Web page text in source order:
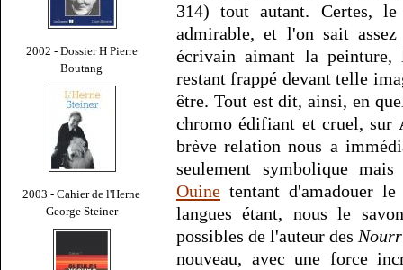
2002 - Dossier H Pierre
Boutang
2003 - Cahier de l'Herne
George Steiner
314) tout autant. Certes,
admirable, et l'on sait
écrivain aimant la peinture,
restant frappé devant telle
être. Tout est dit, ainsi, en
chromo édifiant et cruel, sur
brève relation nous a
seulement symbolique
Ouine tentant d'amadouer
langues étant, nous le
possibles de l'auteur des
nouveau, avec une force